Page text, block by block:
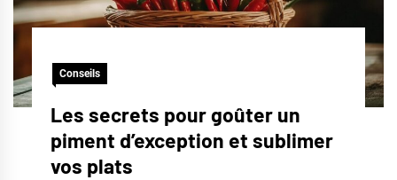
Conseils
Les secrets pour goûter un
piment d’exception et sublimer
vos plats